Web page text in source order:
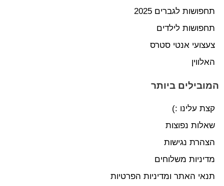
תחפושות לגברים 2025
תחפושות לילדים
צעצועי אנטי סטרס
האלווין
המובילים ביותר
קצת עלינו :)
שאלות נפוצות
הצהרת נגישות
מדיניות משלוחים
תנאי האתר ומדיניות הפרטיות